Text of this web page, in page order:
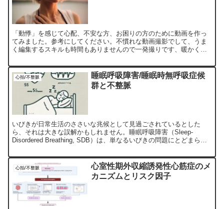
「動悸」を感じて心配、不安な方、お困りの方のために動画を作っ
てみました。参考にしてください。不慣れな動画撮影でして、うま
く編集するスキルも時間もありませんので一発撮りです、暖かく見
心拍/不整脈
睡眠呼吸障害/睡眠時無呼吸症候
群と不整脈
いびきが日常生活のささいな兆候として見過ごされているとした
ら、それは大きな誤解かもしれません。睡眠呼吸障害（Sleep-
Disordered Breathing, SDB）は、単なるいびきの問題にとどまら
心拍/不整脈
心室性期外収縮誘発性心筋症のメ
カニズムとリスク因子